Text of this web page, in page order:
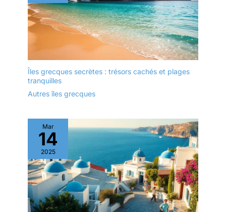
Îles grecques secrètes : trésors cachés et plages
tranquilles
Autres îles grecques
Mar
14
2025